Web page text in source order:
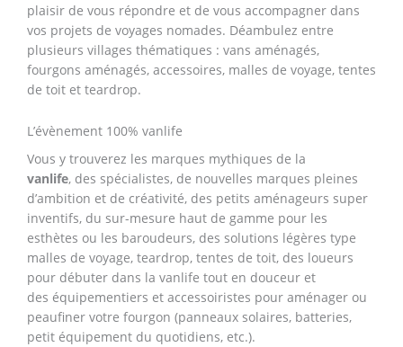
plaisir de vous répondre et de vous accompagner dans
vos projets de voyages nomades. Déambulez entre
plusieurs villages thématiques : vans aménagés,
fourgons aménagés, accessoires, malles de voyage, tentes
de toit et teardrop.
L’évènement 100% vanlife
Vous y trouverez les marques mythiques de la
vanlife, des spécialistes, de nouvelles marques pleines
d’ambition et de créativité, des petits aménageurs super
inventifs, du sur-mesure haut de gamme pour les
esthètes ou les baroudeurs, des solutions légères type
malles de voyage, teardrop, tentes de toit, des loueurs
pour débuter dans la vanlife tout en douceur et
des équipementiers et accessoiristes pour aménager ou
peaufiner votre fourgon (panneaux solaires, batteries,
petit équipement du quotidiens, etc.).